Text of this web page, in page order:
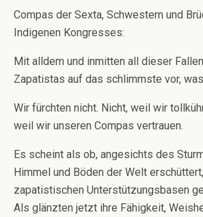
Compas der Sexta, Schwestern und
Indigenen Kongresses:
Mit alldem und inmitten all dieser
Zapatistas auf das schlimmste vor,
Wir fürchten nicht. Nicht, weil wir
weil wir unseren Compas vertrauen.
Es scheint als ob, angesichts des
Himmel und Böden der Welt
zapatistischen Unterstützungsbasen
Als glänzten jetzt ihre Fähigkeit,